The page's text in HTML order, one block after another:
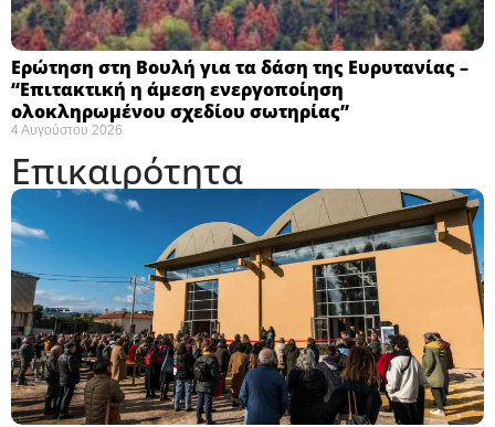
Ερώτηση στη Βουλή για τα δάση της Ευρυτανίας –
“Eπιτακτική η άμεση ενεργοποίηση
ολοκληρωμένου σχεδίου σωτηρίας”
4 Αυγούστου 2026
Επικαιρότητα